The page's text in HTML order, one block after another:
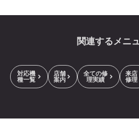
関連するメニ
対応機
種一覧
店舗
案内
全ての修
理実績
来店
修理